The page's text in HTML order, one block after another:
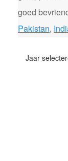
goed
Pakistan,